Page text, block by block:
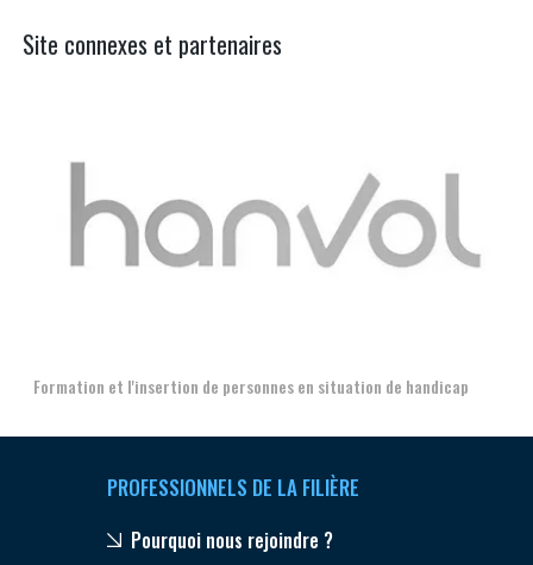
Site connexes et partenaires
Formation et l'insertion de personnes en situation de handicap
PROFESSIONNELS DE LA FILIÈRE
Pourquoi nous rejoindre ?